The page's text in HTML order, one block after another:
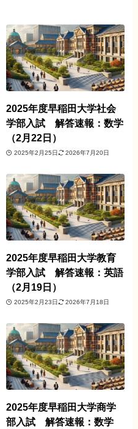
2025年度早稲田大学社会
学部入試 解答速報：数学
（2月22日）
2025年2月25日 2026年7月20日
2025年度早稲田大学教育
学部入試 解答速報：英語
（2月19日）
2025年2月23日 2026年7月18日
2025年度早稲田大学商学
部入試 解答速報：数学